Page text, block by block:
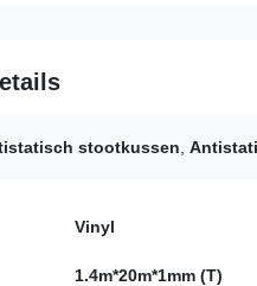
stootkussen
Vinyl
1.4m*20m*1mm (T)